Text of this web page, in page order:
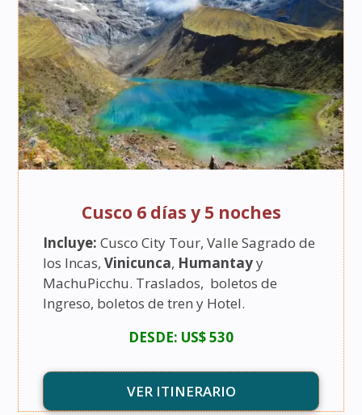
Cusco 6 días y 5 noches
Incluye: Cusco City Tour, Valle Sagrado de
los Incas,Vinicunca, Humantayy
MachuPicchu. Traslados, boletos de
Ingreso, boletos de tren y Hotel.
DESDE: US$ 530
VER ITINERARIO